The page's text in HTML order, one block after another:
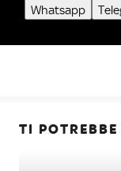
Whatsapp
TI POTREBBE